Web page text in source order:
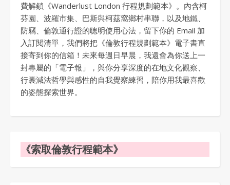
費解鎖《Wanderlust London 行程規劃範本》。內含柯
芬園、波羅市集、巴斯與柯茲窩鄉村串聯，以及地鐵、
防竊、倫敦通行證的聰明使用心法，留下你的 Email 加
入訂閱清單，我們將把《倫敦行程規劃範本》電子書直
接寄到你的信箱！未來每週日早晨，我還會為你送上一
封專屬的「電子報」，與你分享深度的在地文化觀察、
行囊減法哲學與感性的自我覺察練習，陪你用我最喜歡
的姿態探索世界。
《索取倫敦行程範本》